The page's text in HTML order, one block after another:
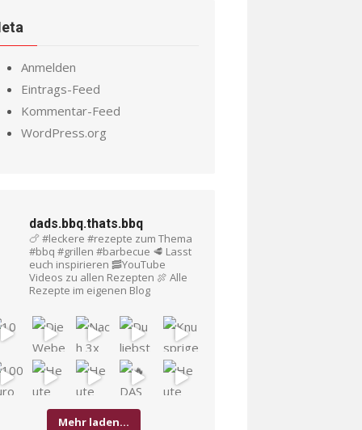
Anmelden
Eintrags-Feed
Kommentar-Feed
WordPress.org
dads.bbq.thats.bbq
🍗 #leckere #rezepte zum Thema
#bbq #grillen #barbecue 🥩 Lasst
euch inspirieren 🥓YouTube
Videos zu allen Rezepten 🍖 Alle
Rezepte im eigenen Blog
Mehr laden…